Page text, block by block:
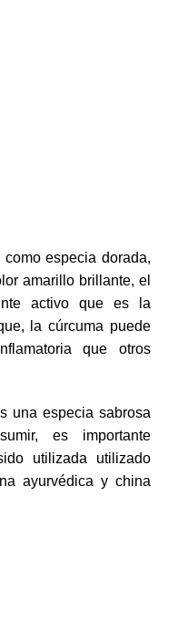
especia dorada,
amarillo brillante, el
activo que es la
la cúrcuma puede
que otros
una especia sabrosa
es importante
utilizada utilizado
ayurvédica y china